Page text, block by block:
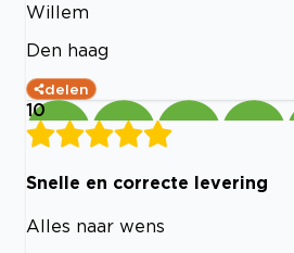
Willem
Den haag
delen
10
Snelle en correcte levering
Alles naar wens